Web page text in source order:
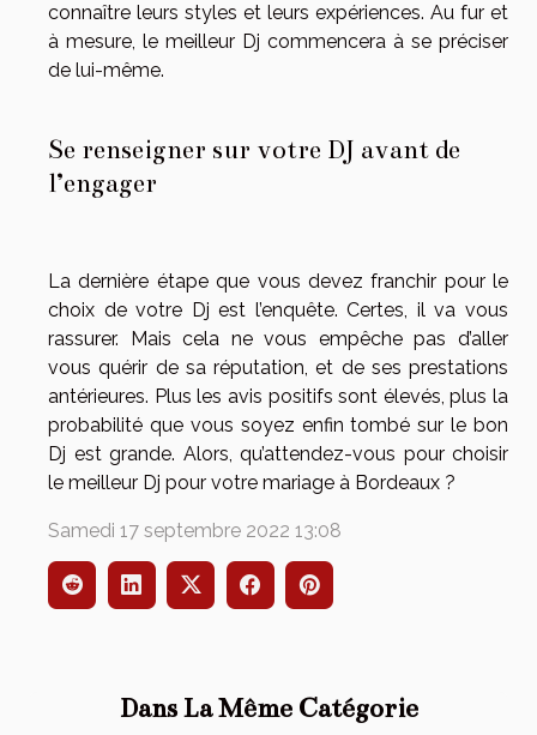
Dans La Même Catégorie
connaître leurs styles et leurs expériences. Au fur et
à mesure, le meilleur Dj commencera à se préciser
de lui-même.
Se renseigner sur votre DJ avant de
l’engager
La dernière étape que vous devez franchir pour le
choix de votre Dj est l’enquête. Certes, il va vous
rassurer. Mais cela ne vous empêche pas d’aller
vous quérir de sa réputation, et de ses prestations
antérieures. Plus les avis positifs sont élevés, plus la
probabilité que vous soyez enfin tombé sur le bon
Dj est grande. Alors, qu’attendez-vous pour choisir
le meilleur Dj pour votre mariage à Bordeaux ?
Samedi 17 septembre 2022 13:08